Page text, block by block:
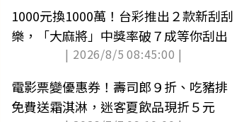
1000元換1000萬！台彩推出２款新刮刮
樂，「大麻將」中獎率破７成等你刮出
| 2026/8/5 08:45:00 |
電影票變優惠券！壽司郎９折、吃豬排
免費送霜淇淋，迷客夏飲品現折５元